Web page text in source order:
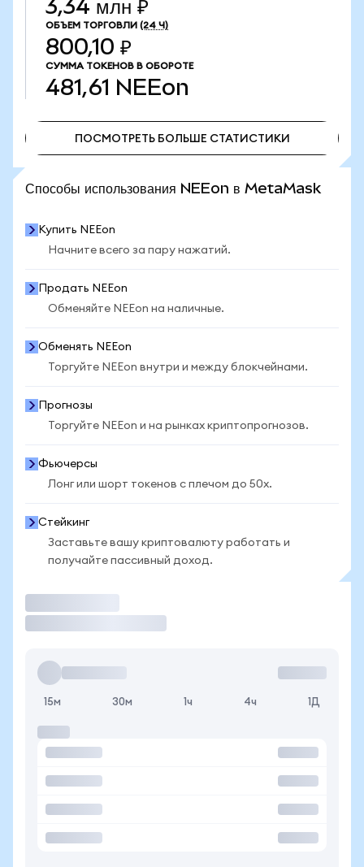
3,34 млн ₽
ОБЪЕМ ТОРГОВЛИ (24 Ч)
800,10 ₽
СУММА ТОКЕНОВ В ОБОРОТЕ
481,61 NEEon
ПОСМОТРЕТЬ БОЛЬШЕ СТАТИСТИКИ
Способы использования NEEon в MetaMask
Купить NEEon
Начните всего за пару нажатий.
Продать NEEon
Обменяйте NEEon на наличные.
Обменять NEEon
Торгуйте NEEon внутри и между блокчейнами.
Прогнозы
Торгуйте NEEon и на рынках криптопрогнозов.
Фьючерсы
Лонг или шорт токенов с плечом до 50x.
Стейкинг
Заставьте вашу криптовалюту работать и
получайте пассивный доход.
15м 30м 1ч 4ч 1Д